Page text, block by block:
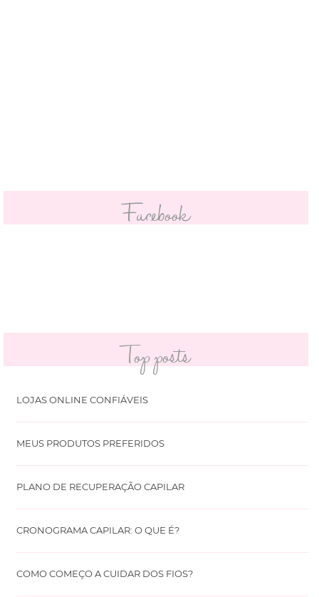
Facebook
Top posts
LOJAS ONLINE CONFIÁVEIS
MEUS PRODUTOS PREFERIDOS
PLANO DE RECUPERAÇÃO CAPILAR
CRONOGRAMA CAPILAR: O QUE É?
COMO COMEÇO A CUIDAR DOS FIOS?